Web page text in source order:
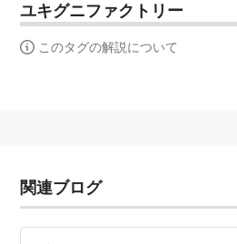
ユキグニファクトリー
このタグの解説について
関連ブログ